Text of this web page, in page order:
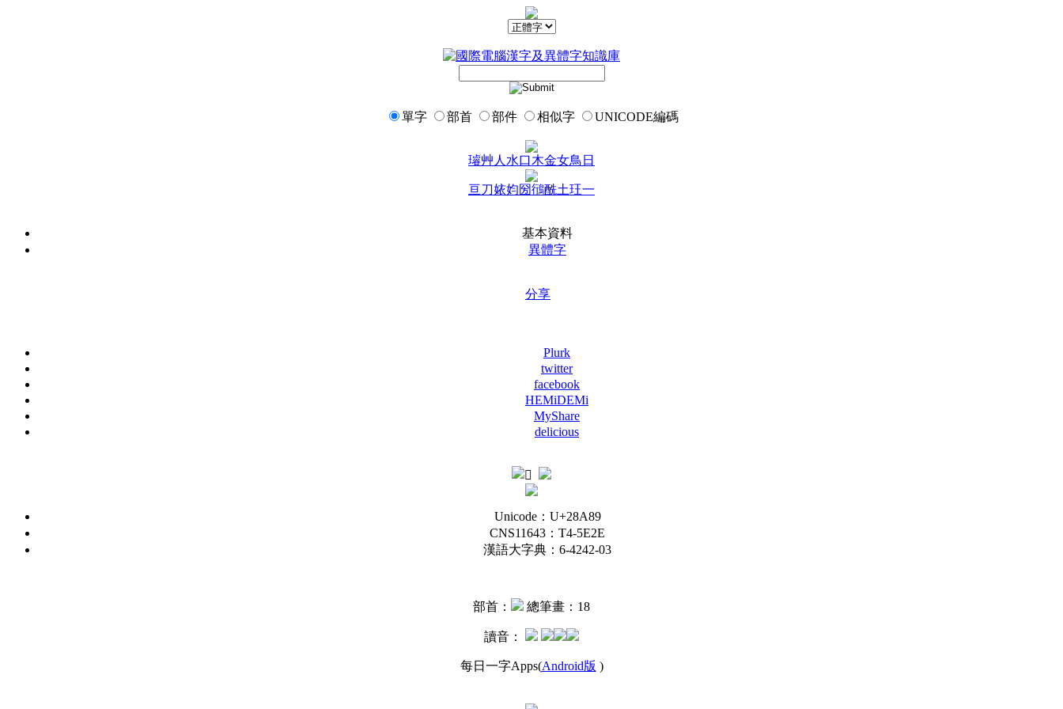
單字 部首 部件 相似字 UNICODE編碼
璿艸 人 水口木金女鳥 日
亘刀㛄㚬圀鴴酰土玨一
基本資料
異體字
分享
Plurk
twitter
facebook
HEMiDEMi
MyShare
delicious
Unicode：U+28A89
CNS11643：T4-5E2E
漢語大字典：6-4242-03
部首： 總筆畫：18
讀音：
每日一字Apps(Android版 )